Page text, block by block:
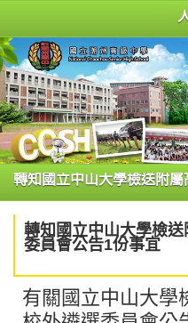
轉知國立中山大學檢
委員會公告1份事宜
有關國立中山大學